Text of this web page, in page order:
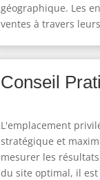
géographique. Les
ventes à travers
Conseil
L'emplacement
stratégique et
mesurer les
du site optimal, il